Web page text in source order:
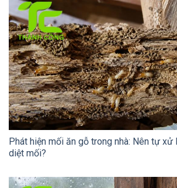
Phát hiện mối ăn gỗ trong nhà: Nên tự
diệt mối?